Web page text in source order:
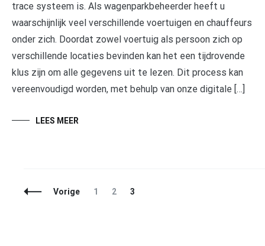
trace systeem is. Als wagenparkbeheerder heeft u
waarschijnlijk veel verschillende voertuigen en chauffeurs
onder zich. Doordat zowel voertuig als persoon zich op
verschillende locaties bevinden kan het een tijdrovende
klus zijn om alle gegevens uit te lezen. Dit process kan
vereenvoudigd worden, met behulp van onze digitale […]
LEES MEER
Berichtnavigatie
Vorige Pagina
1 Pagina
2 Pagina
3